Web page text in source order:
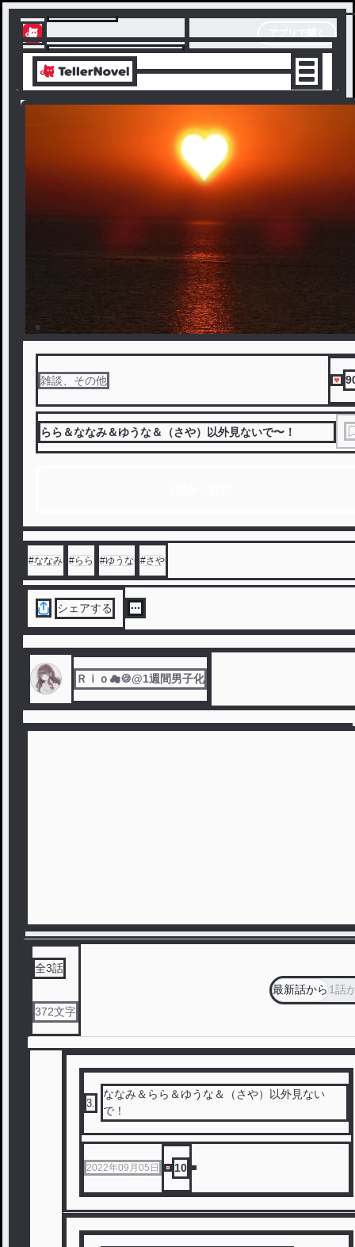
テラーノベル
アプリでサクサク楽しめる
雑談、その他
らら＆ななみ＆ゆうな＆（さや）以外見ないで〜！
#ななみ #らら #ゆうな #さや
シェアする
Ｒｉｏ☁🍪@1週間男子化
全3話
372文字
最新話から1話
3.
ななみ＆らら＆ゆうな＆（さや）以外見ない
で！
2022年09月05日 10